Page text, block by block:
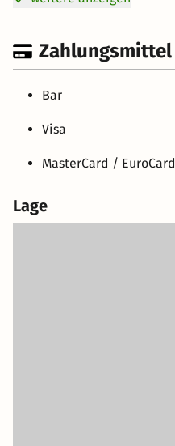
Zahlungsmittel
Bar
Visa
MasterCard / EuroCard
Lage